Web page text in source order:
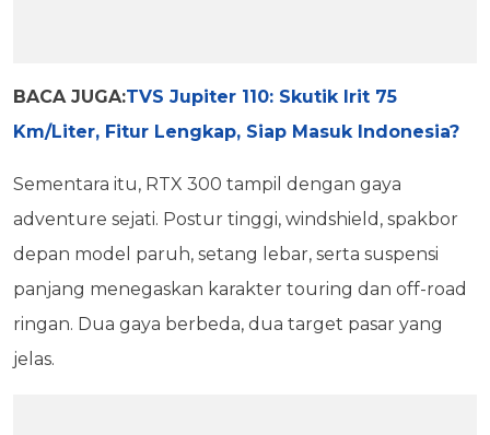
BACA JUGA:TVS Jupiter 110: Skutik Irit 75
Km/Liter, Fitur Lengkap, Siap Masuk Indonesia?
Sementara itu, RTX 300 tampil dengan gaya
adventure sejati. Postur tinggi, windshield, spakbor
depan model paruh, setang lebar, serta suspensi
panjang menegaskan karakter touring dan off-road
ringan. Dua gaya berbeda, dua target pasar yang
jelas.